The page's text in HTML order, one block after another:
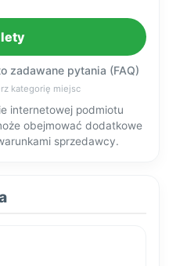
zadawane pytania (FAQ)
kategorię miejsc
internetowej podmiotu
obejmować dodatkowe
sprzedawcy.